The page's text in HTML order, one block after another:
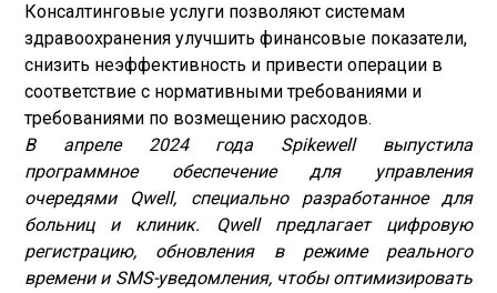
Консалтинговые услуги позволяют системам
здравоохранения улучшить финансовые показатели,
снизить неэффективность и привести операции в
соответствие с нормативными требованиями и
требованиями по возмещению расходов.
В апреле 2024 года Spikewell выпустила
программное обеспечение для управления
очередями Qwell, специально разработанное для
больниц и клиник. Qwell предлагает цифровую
регистрацию, обновления в режиме реального
времени и SMS-уведомления, чтобы оптимизировать